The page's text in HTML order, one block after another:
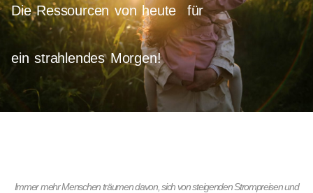
Die Ressourcen von heute für
ein strahlendes Morgen!
Immer mehr Menschen träumen davon, sich von steigenden Strompreisen und